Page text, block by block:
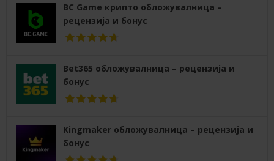
BC Game крипто обложувалница –
рецензија и бонус
Bet365 обложувалница – рецензија и
бонус
Kingmaker обложувалница – рецензија и
бонус